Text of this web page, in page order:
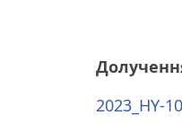
2023_HY-